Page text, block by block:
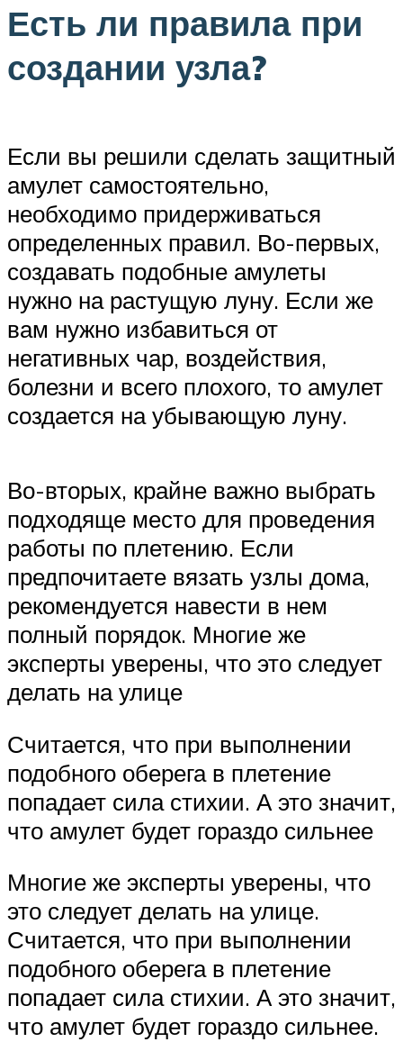
Есть ли правила при
создании узла?
Если вы решили сделать защитный
амулет самостоятельно,
необходимо придерживаться
определенных правил. Во-первых,
создавать подобные амулеты
нужно на растущую луну. Если же
вам нужно избавиться от
негативных чар, воздействия,
болезни и всего плохого, то амулет
создается на убывающую луну.
Во-вторых, крайне важно выбрать
подходяще место для проведения
работы по плетению. Если
предпочитаете вязать узлы дома,
рекомендуется навести в нем
полный порядок. Многие же
эксперты уверены, что это следует
делать на улице
Считается, что при выполнении
подобного оберега в плетение
попадает сила стихии. А это значит,
что амулет будет гораздо сильнее
Многие же эксперты уверены, что
это следует делать на улице.
Считается, что при выполнении
подобного оберега в плетение
попадает сила стихии. А это значит,
что амулет будет гораздо сильнее.